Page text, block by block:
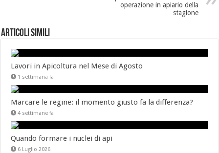
operazione in apiario della
stagione
Articoli Simili
Lavori in Apicoltura nel Mese di Agosto
1 settimana fa
Marcare le regine: il momento giusto fa la differenza?
4 settimane fa
Quando formare i nuclei di api
6 Luglio 2026